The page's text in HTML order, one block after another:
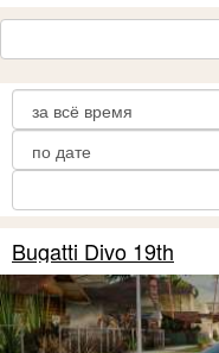
Bugatti Divo 19th